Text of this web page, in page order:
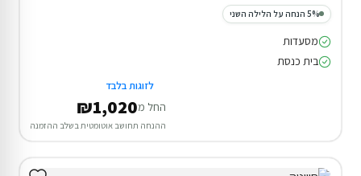
5% הנחה על הלילה השני
מסעדות
בית כנסת
לזוגות בלבד
החל מ₪1,020
ההנחה תחושב אוטומטית בשלב ההזמנה